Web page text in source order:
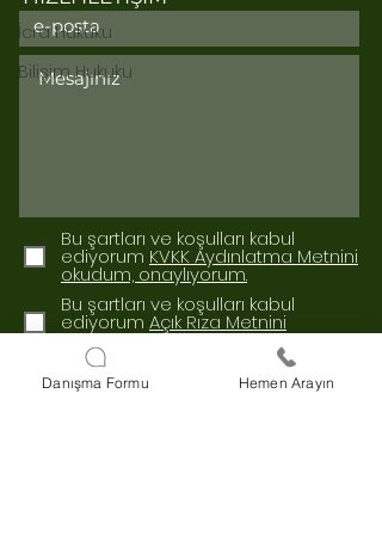
İcra Hukuku
Bilişim Hukuku
Bu şartları ve koşulları kabul
ediyorum KVKK Aydınlatma Metnini
okudum, onaylıyorum.
Bu şartları ve koşulları kabul
ediyorum Açık Rıza Metnini
okudum, onaylıyorum.
Gönder
Danışma Formu Hemen Arayın